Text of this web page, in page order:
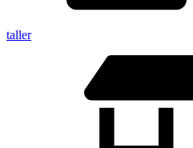
taller